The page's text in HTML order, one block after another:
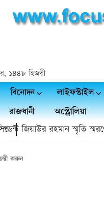
১৪৪৮ হিজরী
বিনোদন লাইফস্টাইল
রাজধানী অস্ট্রোলিয়া
জিয়াউর রহমান স্মৃতি স্মরণে
করুন